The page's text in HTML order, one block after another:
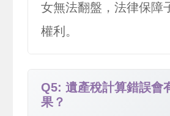
女無法翻盤，法律保障
權利。
Q5: 遺產稅計算錯誤會
果？